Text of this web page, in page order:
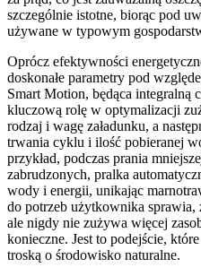
szczególnie istotne, biorąc pod
używane w typowym
Oprócz efektywności
doskonałe parametry pod
Smart Motion, będąca integralną
kluczową rolę w optymalizacji
rodzaj i wagę załadunku, a
trwania cyklu i ilość pobieranej
przykład, podczas prania
zabrudzonych, pralka
wody i energii, unikając
do potrzeb użytkownika sprawia,
ale nigdy nie zużywa więcej
konieczne. Jest to podejście,
troską o środowisko naturalne.